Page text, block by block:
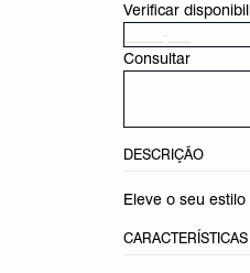
Verificar
Consultar
DESCRIÇÃO
Eleve o seu
CARACTERÍSTICAS